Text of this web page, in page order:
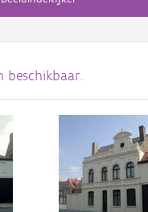
beschikbaar.